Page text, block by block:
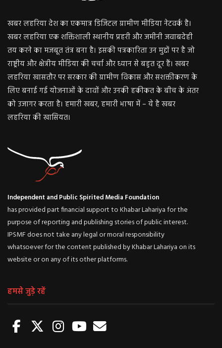
खबर लहरिया देश का एकमात्र डिजिटल ग्रामीण मीडिया नेटवर्क है।
खबर लहरिया एक शक्तिशाली स्थानीय प्रहरी और जमीनी जवाबदेही
तय करने का मजबूत तंत्र बना है। इसकी पत्रकारिता उन मुद्दों पर है जो
राष्ट्रीय और क्षेत्रीय मीडिया की चर्चा और ध्यान से बहुत दूर हैं। खबर
लहरिया खासतौर पर सरकार की ग्रामीण विकास और सशक्तीकरण के
लिए बनाई गई योजनाओं के दावों और उनकी हकीकत के बीच के अंतर
को उजागर करता है। हमारी खबर, हमारी भाषा में – ये है खबर
लहरिया की खासियत।
Independent and Public Spirited Media Foundation
has provided part financial support to Khabar Lahariya for the
purpose of reporting and publishing stories of public interest.
IPSMF does not take any legal or moral responsibility
whatsoever for the content published by Khabar Lahariya on its
website or on any of its other platforms.
हमसे जुड़े रहें